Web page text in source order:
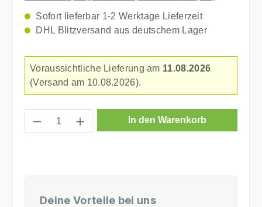
Sofort lieferbar 1-2 Werktage Lieferzeit
DHL Blitzversand aus deutschem Lager
Voraussichtliche Lieferung am 11.08.2026
(Versand am 10.08.2026).
Produkt Anzahl: Gib den gewünschten
In den Warenkorb
Deine Vorteile bei uns